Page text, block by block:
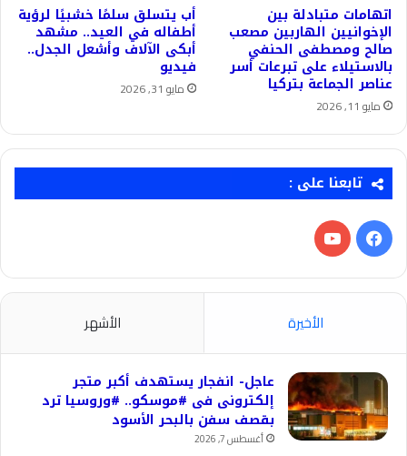
اتهامات متبادلة بين
الإخوانيين الهاربين مصعب
صالح ومصطفى الحنفي
بالاستيلاء على تبرعات أسر
عناصر الجماعة بتركيا
مايو 11, 2026
أب يتسلق سلمًا خشبيًا لرؤية
أطفاله في العيد.. مشهد
أبكى الآلاف وأشعل الجدل..
فيديو
مايو 31, 2026
تابعنا على :
فيسبوك‫YouTube
الأخيرة الأشهر
عاجل- انفجار يستهدف أكبر متجر
إلكترونى فى #موسكو.. #وروسيا ترد
بقصف سفن بالبحر الأسود
أغسطس 7, 2026